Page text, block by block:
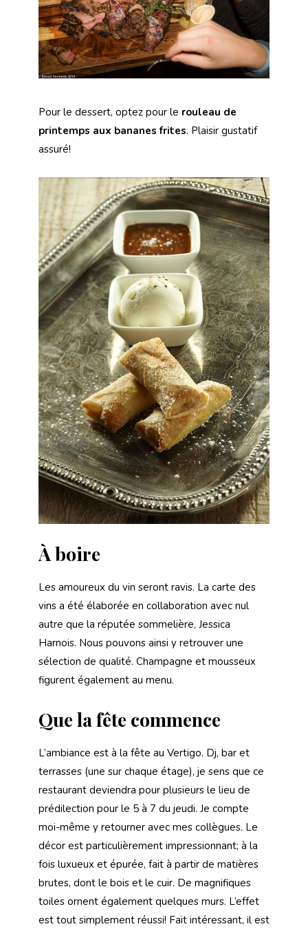
Pour le dessert, optez pour le rouleau de
printemps aux bananes frites. Plaisir gustatif
assuré!
À boire
Les amoureux du vin seront ravis. La carte des
vins a été élaborée en collaboration avec nul
autre que la réputée sommelière, Jessica
Harnois. Nous pouvons ainsi y retrouver une
sélection de qualité. Champagne et mousseux
figurent également au menu.
Que la fête commence
L’ambiance est à la fête au Vertigo. Dj, bar et
terrasses (une sur chaque étage), je sens que ce
restaurant deviendra pour plusieurs le lieu de
prédilection pour le 5 à 7 du jeudi. Je compte
moi-même y retourner avec mes collègues. Le
décor est particulièrement impressionnant; à la
fois luxueux et épurée, fait à partir de matières
brutes, dont le bois et le cuir. De magnifiques
toiles ornent également quelques murs. L’effet
est tout simplement réussi! Fait intéressant, il est